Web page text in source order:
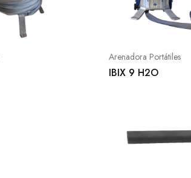
Arenadora Portátiles
IBIX 9 H2O